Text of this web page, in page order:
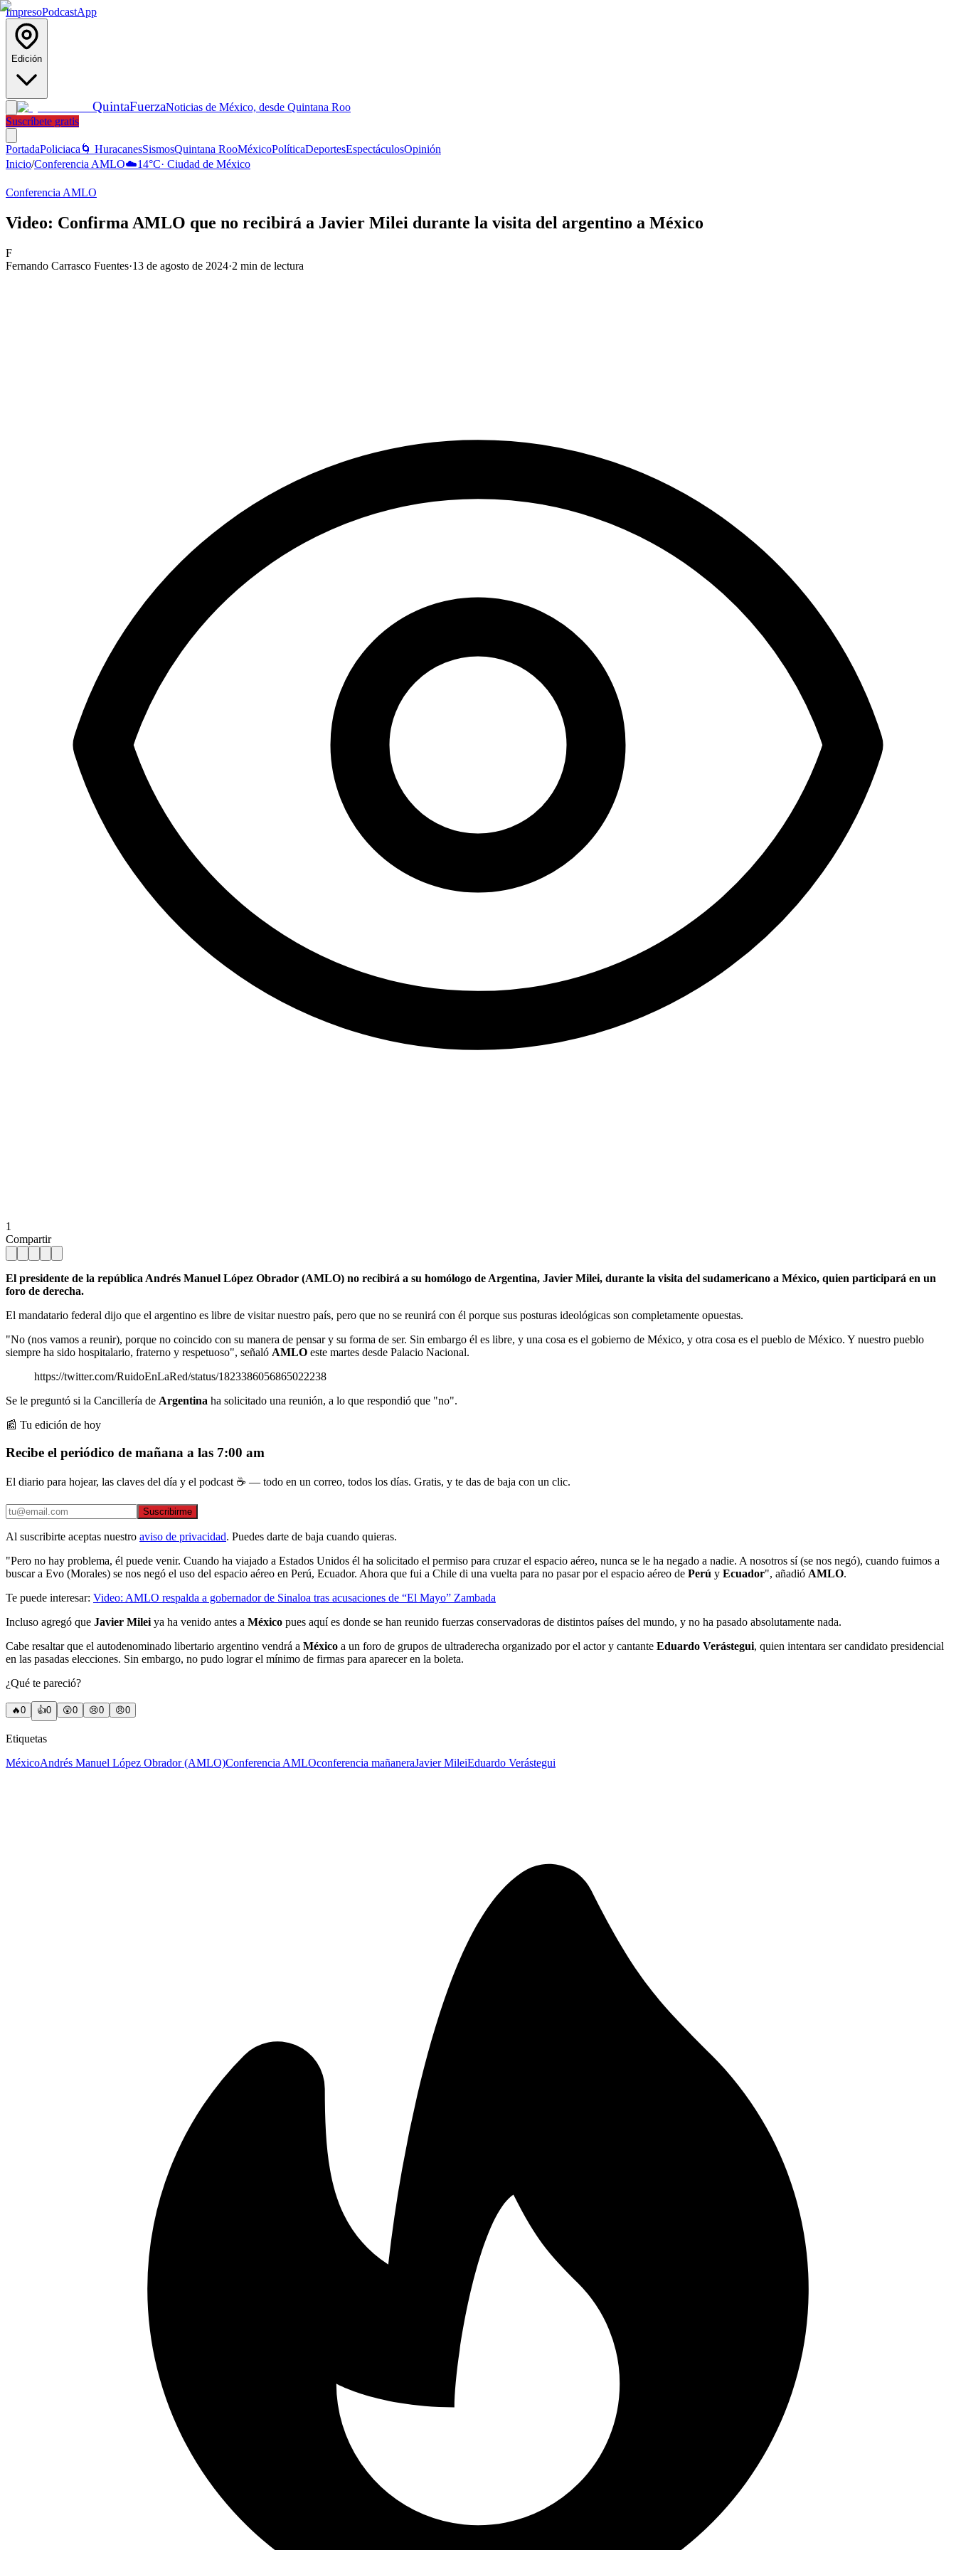
ImpresoPodcastApp
Edición
QuintaFuerzaNoticias de México, desde Quintana Roo
Suscríbete gratis
PortadaPoliciaca 🌀 HuracanesSismosQuintana RooMéxicoPolíticaDeportesEspectáculosOpinión
Inicio/Conferencia AMLO☁️14°C· Ciudad de México
Conferencia AMLO
Video: Confirma AMLO que no recibirá a Javier Milei durante la visita del argentino a México
F
Fernando Carrasco Fuentes·13 de agosto de 2024·2 min de lectura
1
Compartir
El presidente de la república Andrés Manuel López Obrador (AMLO) no recibirá a su homólogo de Argentina, Javier Milei, durante la visita del sudamericano a México, quien participará en un
foro de derecha.
El mandatario federal dijo que el argentino es libre de visitar nuestro país, pero que no se reunirá con él porque sus posturas ideológicas son completamente opuestas.
"No (nos vamos a reunir), porque no coincido con su manera de pensar y su forma de ser. Sin embargo él es libre, y una cosa es el gobierno de México, y otra cosa es el pueblo de México. Y nuestro pueblo
siempre ha sido hospitalario, fraterno y respetuoso", señaló AMLO este martes desde Palacio Nacional.
https://twitter.com/RuidoEnLaRed/status/1823386056865022238
Se le preguntó si la Cancillería de Argentina ha solicitado una reunión, a lo que respondió que "no".
📰 Tu edición de hoy
Recibe el periódico de mañana a las 7:00 am
El diario para hojear, las claves del día y el podcast ☕ — todo en un correo, todos los días. Gratis, y te das de baja con un clic.
Suscribirme
Al suscribirte aceptas nuestro aviso de privacidad. Puedes darte de baja cuando quieras.
"Pero no hay problema, él puede venir. Cuando ha viajado a Estados Unidos él ha solicitado el permiso para cruzar el espacio aéreo, nunca se le ha negado a nadie. A nosotros sí (se nos negó), cuando fuimos a
buscar a Evo (Morales) se nos negó el uso del espacio aéreo en Perú, Ecuador. Ahora que fui a Chile di una vuelta para no pasar por el espacio aéreo de Perú y Ecuador", añadió AMLO.
Te puede interesar: Video: AMLO respalda a gobernador de Sinaloa tras acusaciones de “El Mayo” Zambada
Incluso agregó que Javier Milei ya ha venido antes a México pues aquí es donde se han reunido fuerzas conservadoras de distintos países del mundo, y no ha pasado absolutamente nada.
Cabe resaltar que el autodenominado libertario argentino vendrá a México a un foro de grupos de ultraderecha organizado por el actor y cantante Eduardo Verástegui, quien intentara ser candidato presidencial
en las pasadas elecciones. Sin embargo, no pudo lograr el mínimo de firmas para aparecer en la boleta.
¿Qué te pareció?
🔥0 👍0 😲0 😢0 😠0
Etiquetas
MéxicoAndrés Manuel López Obrador (AMLO)Conferencia AMLOconferencia mañaneraJavier MileiEduardo Verástegui